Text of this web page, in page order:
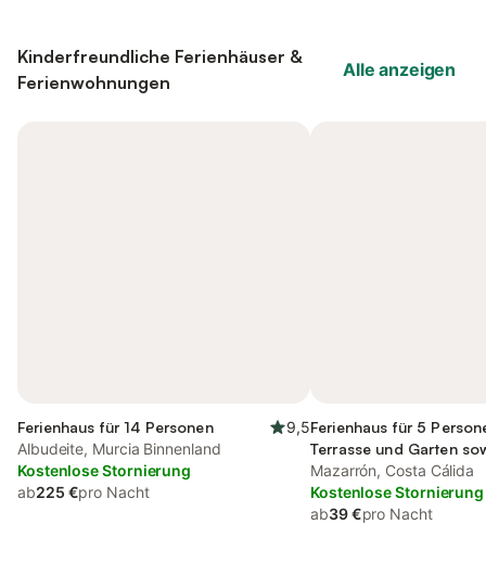
Kinderfreundliche Ferienhäuser &
Ferienwohnungen
Alle anzeigen
Ferienhaus für 14 Personen
9,5
Albudeite, Murcia Binnenland
Kostenlose Stornierung
ab225 €pro Nacht
Ferienhaus für 5
Terrasse und Garten
Mazarrón, Costa Cálida
Kostenlose Stornierung
ab39 €pro Nacht